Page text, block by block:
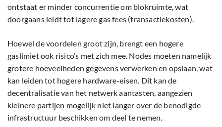
ontstaat er minder concurrentie om blokruimte, wat
doorgaans leidt tot lagere gas fees (transactiekosten).
Hoewel de voordelen groot zijn, brengt een hogere
gaslimiet ook risico’s met zich mee. Nodes moeten namelijk
grotere hoeveelheden gegevens verwerken en opslaan, wat
kan leiden tot hogere hardware-eisen. Dit kan de
decentralisatie van het netwerk aantasten, aangezien
kleinere partijen mogelijk niet langer over de benodigde
infrastructuur beschikken om deel te nemen.